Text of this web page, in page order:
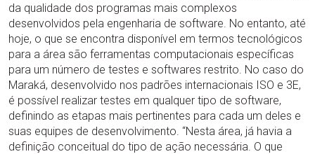
da qualidade dos programas mais complexos
desenvolvidos pela engenharia de software. No entanto, até
hoje, o que se encontra disponível em termos tecnológicos
para a área são ferramentas computacionais específicas
para um número de testes e softwares restrito. No caso do
Maraká, desenvolvido nos padrões internacionais ISO e 3E,
é possível realizar testes em qualquer tipo de software,
definindo as etapas mais pertinentes para cada um deles e
suas equipes de desenvolvimento. “Nesta área, já havia a
definição conceitual do tipo de ação necessária. O que